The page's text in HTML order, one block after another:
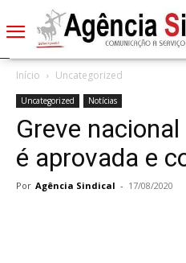
Início Uncategorized
Uncategorized Notícias
Greve
é aprovada e
Por Agência Sindical - 17/08/2020